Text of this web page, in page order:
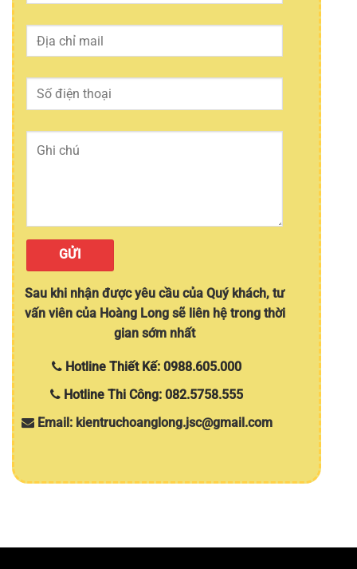
Sau khi nhận được yêu cầu của Quý khách, tư
vấn viên của Hoàng Long sẽ liên hệ trong thời
gian sớm nhất
Hotline Thiết Kế: 0988.605.000
Hotline Thi Công: 082.5758.555
Email: kientruchoanglong.jsc@gmail.com